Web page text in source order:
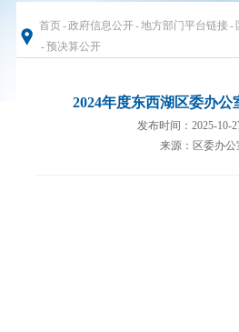
首页-政府信息公开-地方部门平台链接-
-预决算公开
2024年度东西湖区委办公
发布时间：2025-10-
来源：区委办公